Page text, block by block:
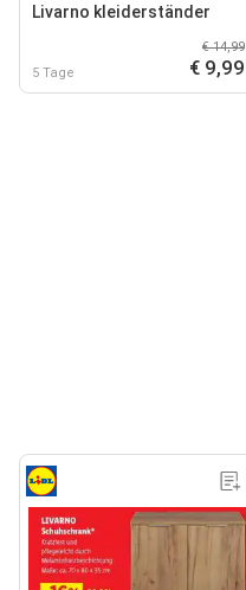
Livarno kleiderständer
5 Tage
€ 14,99
€ 9,99